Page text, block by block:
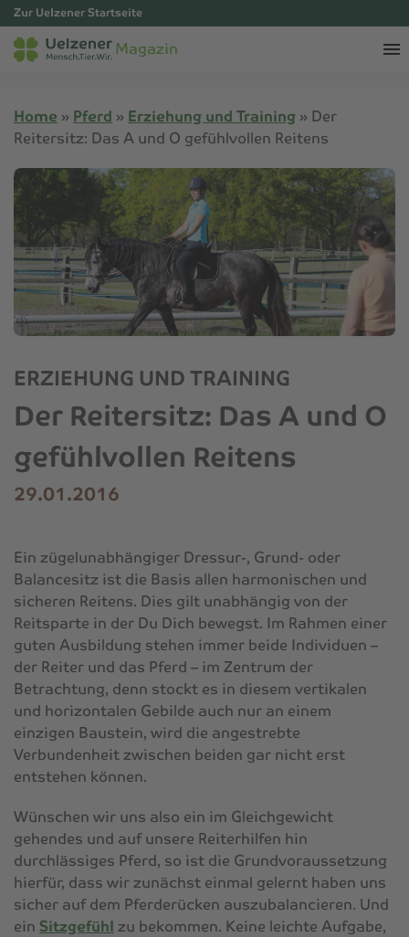
Zur Uelzener Startseite
Magazin
Home » Pferd » Erziehung und Training » Der
Reitersitz: Das A und O gefühlvollen Reitens
ERZIEHUNG UND TRAINING
Der Reitersitz: Das A und O
gefühlvollen Reitens
29.01.2016
Ein zügelunabhängiger Dressur-, Grund- oder
Balancesitz ist die Basis allen harmonischen und
sicheren Reitens. Dies gilt unabhängig von der
Reitsparte in der Du Dich bewegst. Im Rahmen einer
guten Ausbildung stehen immer beide Individuen –
der Reiter und das Pferd – im Zentrum der
Betrachtung, denn stockt es in diesem vertikalen
und horizontalen Gebilde auch nur an einem
einzigen Baustein, wird die angestrebte
Verbundenheit zwischen beiden gar nicht erst
entstehen können.
Wünschen wir uns also ein im Gleichgewicht
gehendes und auf unsere Reiterhilfen hin
durchlässiges Pferd, so ist die Grundvoraussetzung
hierfür, dass wir zunächst einmal gelernt haben uns
sicher auf dem Pferderücken auszubalancieren. Und
ein Sitzgefühl zu bekommen. Keine leichte Aufgabe,